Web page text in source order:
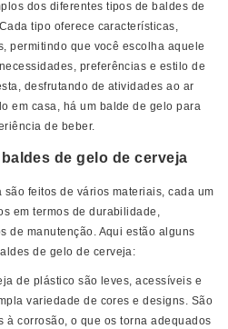
dos diferentes tipos de baldes de
tipo oferece características,
permitindo que você escolha aquele
preferências e estilo de
desfrutando de atividades ao ar
em casa, há um balde de gelo para
de beber.
de gelo de cerveja
feitos de vários materiais, cada um
em termos de durabilidade,
de manutenção. Aqui estão alguns
de gelo de cerveja:
de plástico são leves, acessíveis e
variedade de cores e designs. São
à corrosão, o que os torna adequados